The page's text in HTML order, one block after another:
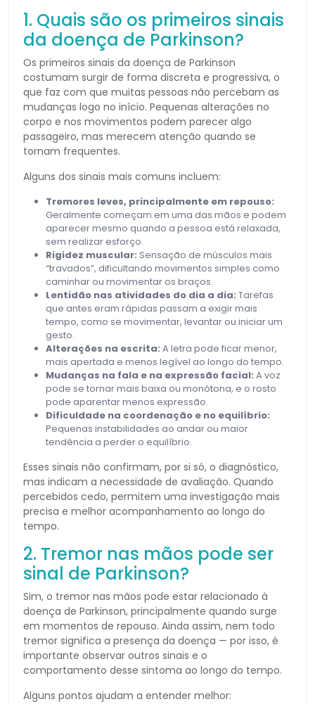
1. Quais são os primeiros sinais
da doença de Parkinson?
Os primeiros sinais da doença de Parkinson
costumam surgir de forma discreta e progressiva, o
que faz com que muitas pessoas não percebam as
mudanças logo no início. Pequenas alterações no
corpo e nos movimentos podem parecer algo
passageiro, mas merecem atenção quando se
tornam frequentes.
Alguns dos sinais mais comuns incluem:
Tremores leves, principalmente em repouso:
Geralmente começam em uma das mãos e podem
aparecer mesmo quando a pessoa está relaxada,
sem realizar esforço.
Rigidez muscular: Sensação de músculos mais
“travados”, dificultando movimentos simples como
caminhar ou movimentar os braços.
Lentidão nas atividades do dia a dia: Tarefas
que antes eram rápidas passam a exigir mais
tempo, como se movimentar, levantar ou iniciar um
gesto.
Alterações na escrita: A letra pode ficar menor,
mais apertada e menos legível ao longo do tempo.
Mudanças na fala e na expressão facial: A voz
pode se tornar mais baixa ou monótona, e o rosto
pode aparentar menos expressão.
Dificuldade na coordenação e no equilíbrio:
Pequenas instabilidades ao andar ou maior
tendência a perder o equilíbrio.
Esses sinais não confirmam, por si só, o diagnóstico,
mas indicam a necessidade de avaliação. Quando
percebidos cedo, permitem uma investigação mais
precisa e melhor acompanhamento ao longo do
tempo.
2. Tremor nas mãos pode ser
sinal de Parkinson?
Sim, o tremor nas mãos pode estar relacionado à
doença de Parkinson, principalmente quando surge
em momentos de repouso. Ainda assim, nem todo
tremor significa a presença da doença — por isso, é
importante observar outros sinais e o
comportamento desse sintoma ao longo do tempo.
Alguns pontos ajudam a entender melhor: